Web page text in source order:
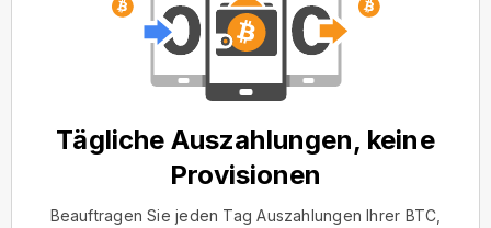
Tägliche Auszahlungen, keine
Provisionen
Beauftragen Sie jeden Tag Auszahlungen Ihrer BTC,